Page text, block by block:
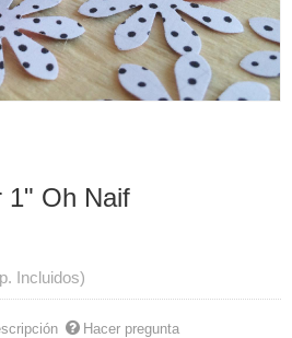
1" Oh Naif
Incluidos)
Hacer pregunta